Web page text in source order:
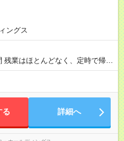
ングス
業務は進捗管理や事務が中心な
終われば、自然と区切りをつけ
る 詳細へ